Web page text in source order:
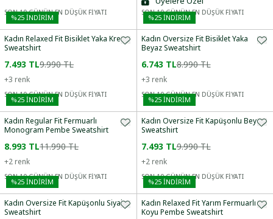
SON 10 GÜNÜN EN DÜŞÜK FİYATI SON 10 GÜNÜN EN DÜŞÜK FİYATI
%25 İNDİRİM
Kadın Relaxed Fit Bisiklet Yaka Krem
Sweatshirt
7.493 TL9.990 TL
+3 renk
SON 10 GÜNÜN EN DÜŞÜK FİYATI
%25İNDİRİM
Kadın Oversize Fit Bisiklet Yaka
Beyaz Sweatshirt
6.743 TL8.990 TL
+3 renk
SON 10 GÜNÜN EN DÜŞÜK FİYATI
%25 İNDİRİM
Kadın Regular Fit Fermuarlı
Monogram Pembe Sweatshirt
8.993 TL11.990 TL
+2 renk
SON 10 GÜNÜN EN DÜŞÜK FİYATI
%25İNDİRİM
Kadın Oversize Fit Kapüşonlu Beyaz
Sweatshirt
7.493 TL9.990 TL
+2 renk
SON 10 GÜNÜN EN DÜŞÜK FİYATI
%25 İNDİRİM
Kadın Oversize Fit Kapüşonlu Siyah
Sweatshirt
%25İNDİRİM
Kadın Relaxed Fit Yarım Fermuarlı
Koyu Pembe Sweatshirt